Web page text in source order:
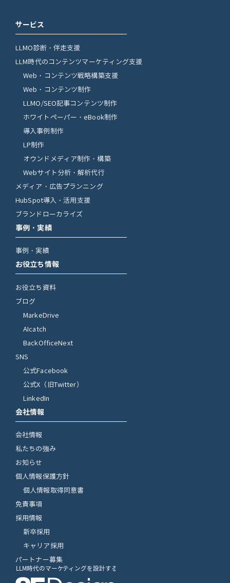
サービス
LLMO診断・伴走支援
LLM時代のコンテンツマーケティング支援
Web・コンテンツ戦略構築支援
Web・コンテンツ制作
LLMO/SEO記事コンテンツ制作
ホワイトペーパー・eBook制作
導入事例制作
LP制作
オウンドメディア制作・構築
Webサイト分析・解析代行
メディア・広告プランニング
HubSpot導入・活用支援
ブランドローカライズ
事例・実績
事例・実績
お役立ち情報
お役立ち資料
ブログ
MarkeDrive
AIcatch
BackOfficeNext
SNS
公式Facebook
公式X（旧Twitter）
LinkedIn
会社情報
会社情報
私たちの強み
お知らせ
個人情報保護方針
個人情報取得同意書
免責事項
採用情報
新卒採用
キャリア採用
パートナー募集